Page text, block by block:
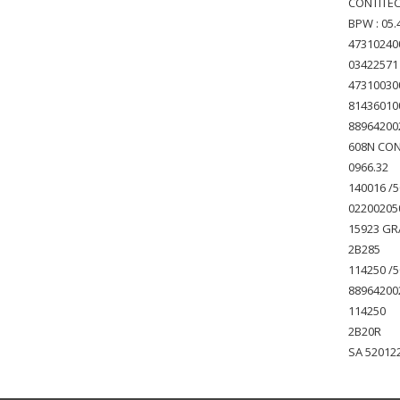
BPW :
03422571
608N
0966.32
140016 /
15923
2B285
114250 /
114250
2B20R
SA